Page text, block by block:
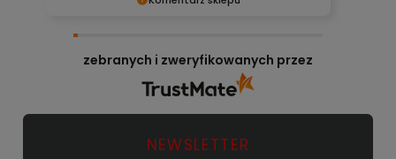
klientów takich jak Ty i jesteśmy zadowoleni, że
nam się udało. Mamy nadzieję, że do nas
wrócisz :) Pozdrawiamy
zebranych i zweryfikowanych przez
NEWSLETTER